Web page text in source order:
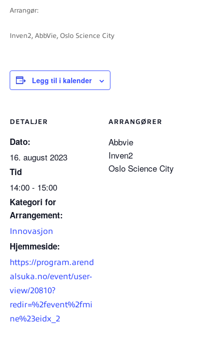
Arrangør:
Inven2, AbbVie, Oslo Science City
Legg til i kalender
DETALJER
Dato:
16. august 2023
Tid
14:00 - 15:00
Kategori for
Arrangement:
Innovasjon
Hjemmeside:
https://program.arend
alsuka.no/event/user-
view/20810?
redir=%2fevent%2fmi
ne%23eidx_2
ARRANGØRER
Abbvie
Inven2
Oslo Science City